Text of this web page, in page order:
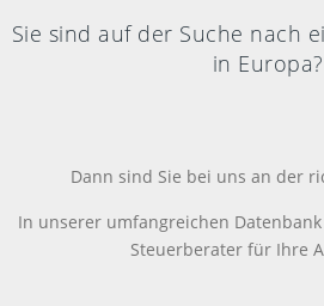
Sie sind auf der Suche nach
in Europa?
Dann sind Sie bei uns an der
In unserer umfangreichen
Steuerberater für Ihre